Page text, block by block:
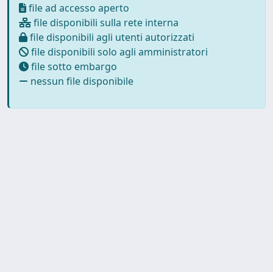
file ad accesso aperto
file disponibili sulla rete interna
file disponibili agli utenti autorizzati
file disponibili solo agli amministratori
file sotto embargo
nessun file disponibile